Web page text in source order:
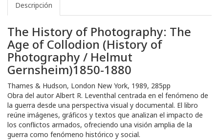
Descripción
The History of Photography: The
Age of Collodion (History of
Photography / Helmut
Gernsheim)1850-1880
Thames & Hudson, London New York, 1989, 285pp
Obra del autor Albert R. Leventhal centrada en el fenómeno de
la guerra desde una perspectiva visual y documental. El libro
reúne imágenes, gráficos y textos que analizan el impacto de
los conflictos armados, ofreciendo una visión amplia de la
guerra como fenómeno histórico y social.